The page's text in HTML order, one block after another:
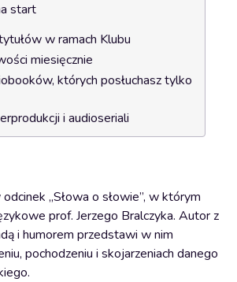
start
w ramach Klubu
miesięcznie
których posłuchasz tylko
i audioseriali
„Słowa o słowie”, w którym
prof. Jerzego Bralczyka. Autor z
i humorem przedstawi w nim
pochodzeniu i skojarzeniach danego